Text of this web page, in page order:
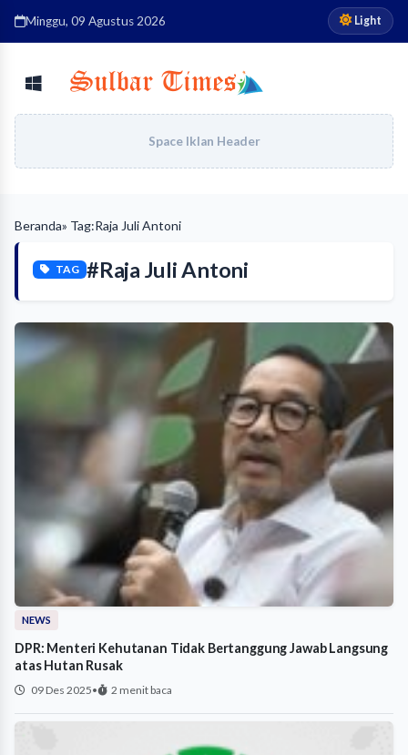
Minggu, 09 Agustus 2026 Light
Space Iklan Header
Beranda» Tag:Raja Juli Antoni
TAG #Raja Juli Antoni
NEWS
DPR: Menteri Kehutanan Tidak Bertanggung Jawab Langsung
atas Hutan Rusak
09 Des 2025• 2 menit baca